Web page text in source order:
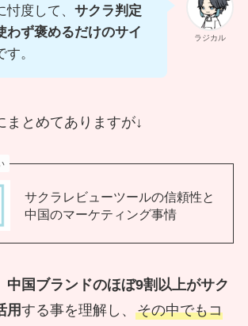
ラジカル
度して、 サクラ判定
わず褒めるだけのサイ
す。
まとめてありますが↓
サクラレビューツールの信頼性と
中国のマーケティング事情
中国ブランドのほぼ9割以上がサク
用する事を理解し、 その中でもコ